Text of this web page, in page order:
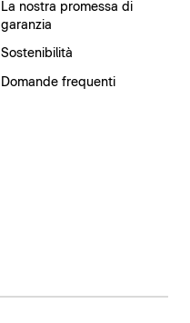
La nostra promessa di
garanzia
Sostenibilità
Domande frequenti